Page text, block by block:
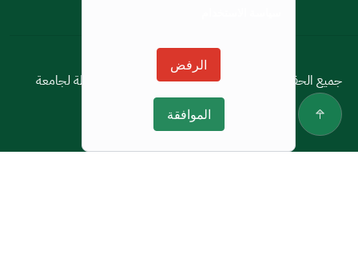
سياسة الاستخدام
جميع الحقوق محفوظة © 2026 جميع الحقوق محفوظة لجامعة
الجوف
الرفض
الموافقة